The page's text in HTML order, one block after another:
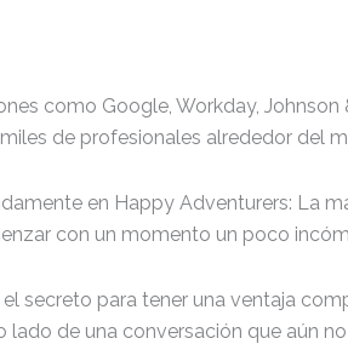
como Google, Workday,
de profesionales alrededor del
en Happy Adventurers: La
con un momento un poco
secreto para tener una ventaja
de una conversación que aún